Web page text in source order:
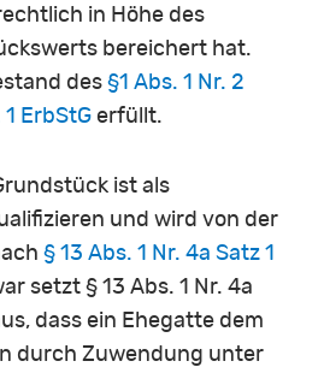
in Höhe des
bereichert hat.
des §1 Abs. 1 Nr. 2
1 ErbStGerfüllt.
ist als
und wird von der
§ 13 Abs. 1 Nr. 4a Satz 1
setzt § 13 Abs. 1 Nr. 4a
dass ein Ehegatte dem
durch Zuwendung unter